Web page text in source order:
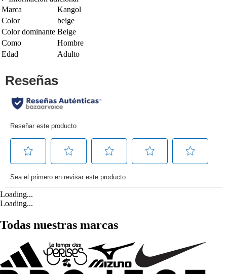
Marca
Kangol
Color
beige
Color dominante Beige
Como
Hombre
Edad
Adulto
Loading...
Loading...
Todas nuestras marcas